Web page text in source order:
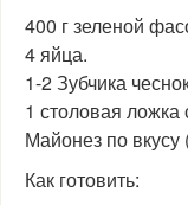
400 г зеленой
4 яйца.
1-2 Зубчика
1 столовая ложка
Майонез по вкусу
Как готовить: